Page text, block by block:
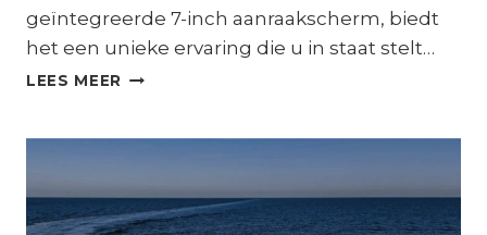
geïntegreerde 7-inch aanraakscherm, biedt
het een unieke ervaring die u in staat stelt…
LEES MEER DE
GX
VICTRON